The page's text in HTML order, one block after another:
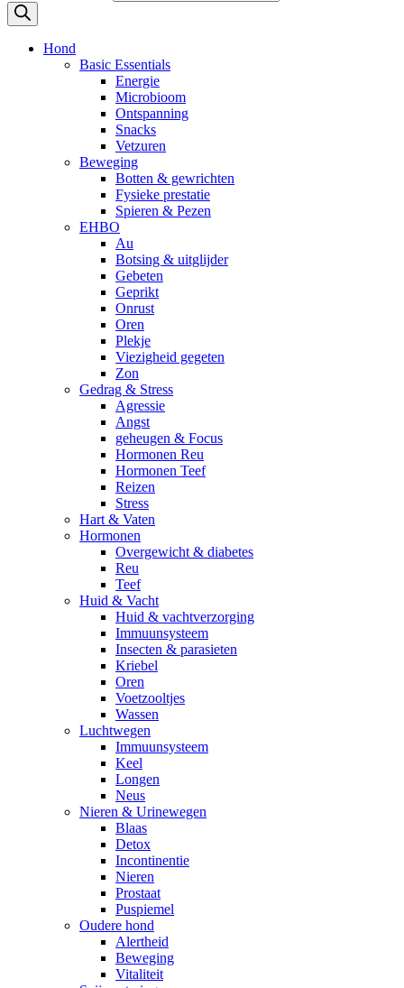
Hond
Basic Essentials
Energie
Microbioom
Ontspanning
Snacks
Vetzuren
Beweging
Botten & gewrichten
Fysieke prestatie
Spieren & Pezen
EHBO
Au
Botsing & uitglijder
Gebeten
Geprikt
Onrust
Oren
Plekje
Viezigheid gegeten
Zon
Gedrag & Stress
Agressie
Angst
geheugen & Focus
Hormonen Reu
Hormonen Teef
Reizen
Stress
Hart & Vaten
Hormonen
Overgewicht & diabetes
Reu
Teef
Huid & Vacht
Huid & vachtverzorging
Immuunsysteem
Insecten & parasieten
Kriebel
Oren
Voetzooltjes
Wassen
Luchtwegen
Immuunsysteem
Keel
Longen
Neus
Nieren & Urinewegen
Blaas
Detox
Incontinentie
Nieren
Prostaat
Puspiemel
Oudere hond
Alertheid
Beweging
Vitaliteit